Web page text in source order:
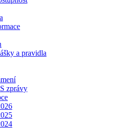
a pravidla
zprávy